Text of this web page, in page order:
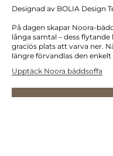
Designad av BOLIA Design
På dagen skapar Noora-
långa samtal – dess
graciös plats att varva ner.
längre förvandlas den
Upptäck Noora bäddsoffa